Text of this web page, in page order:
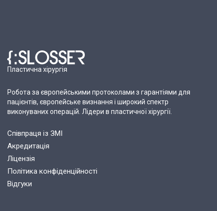
Пластична хірургія
Робота за європейськими протоколами з гарантіями для
пацієнтів, європейське визнання і широкий спектр
виконуваних операцій. Лідери в пластичної хірургії.
Співпраця із ЗМІ
Акредитація
Ліцензія
Політика конфіденційності
Відгуки